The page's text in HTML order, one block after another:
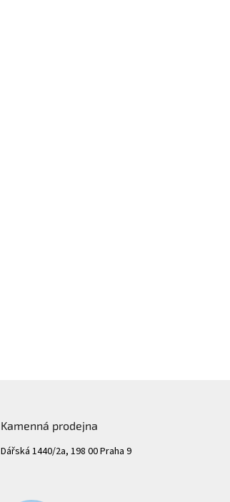
Kamenná prodejna
Dářská 1440/2a, 198 00 Praha 9